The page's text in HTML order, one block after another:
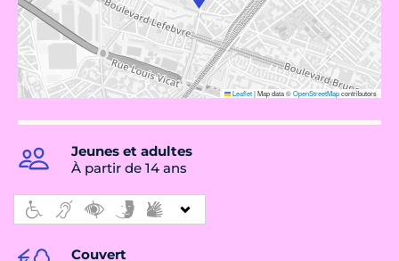
Leaflet|Map data ©OpenStreetMapcontributors
Jeunes et adultes
À partir de 14 ans
Couvert